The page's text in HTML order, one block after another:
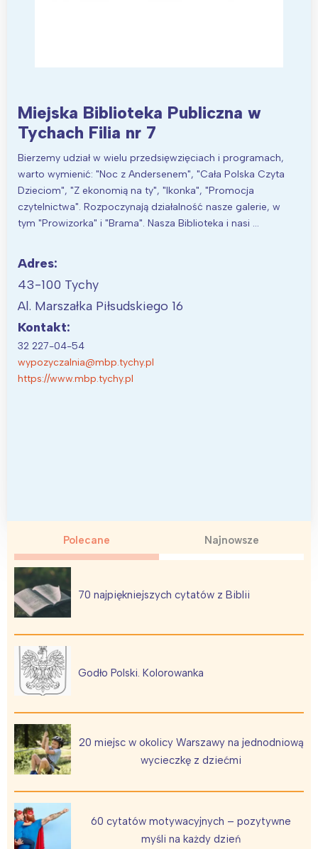
Miejska Biblioteka Publiczna w
Tychach Filia nr 7
Bierzemy udział w wielu przedsięwzięciach i programach,
warto wymienić: "Noc z Andersenem", "Cała Polska Czyta
Dzieciom", "Z ekonomią na ty", "Ikonka", "Promocja
czytelnictwa". Rozpoczynają działalność nasze galerie, w
tym "Prowizorka" i "Brama". Nasza Biblioteka i nasi …
Adres:
43-100 Tychy
Al. Marszałka Piłsudskiego 16
Kontakt:
32 227-04-54
wypozyczalnia@mbp.tychy.pl
https://www.mbp.tychy.pl
Polecane Najnowsze
70 najpiękniejszych cytatów z Biblii
Godło Polski. Kolorowanka
20 miejsc w okolicy Warszawy na jednodniową
wycieczkę z dziećmi
60 cytatów motywacyjnych – pozytywne
myśli na każdy dzień